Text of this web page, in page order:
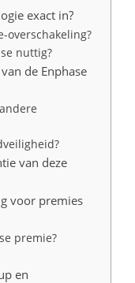
exact in?
overschakeling?
nuttig?
de Enphase
van deze
voor premies
premie?
en